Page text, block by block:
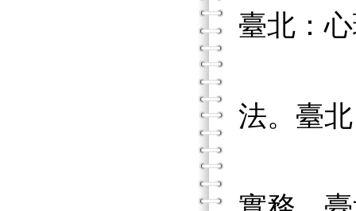
臺北：
法。臺